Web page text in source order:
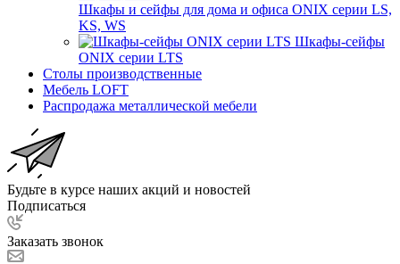
Шкафы и сейфы для дома и офиса ONIX серии LS,
KS, WS
Шкафы-сейфы
ONIX серии LTS
Столы производственные
Мебель LOFT
Распродажа металлической мебели
Будьте в курсе наших акций и новостей
Подписаться
Заказать звонок